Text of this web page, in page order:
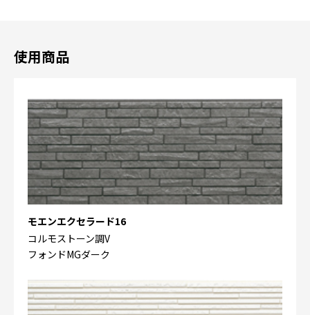
使用商品
モエンエクセラード16
コルモストーン調V
フォンドMGダーク